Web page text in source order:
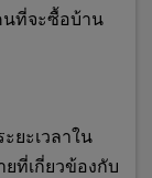
นที่จะซื้อบ้าน
ยะเวลาใน
ที่เกี่ยวข้องกับ